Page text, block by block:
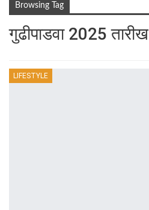
Browsing Tag
गुढीपाडवा 2025 तारीख
LIFESTYLE